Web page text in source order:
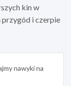
kin w
przygód i czerpie
nawyki na